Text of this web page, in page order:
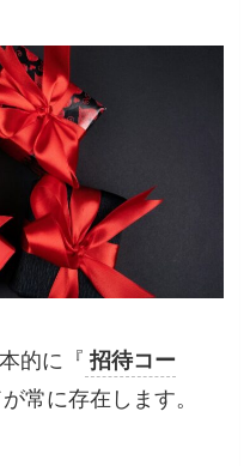
的に『 招待コー
常に存在します。